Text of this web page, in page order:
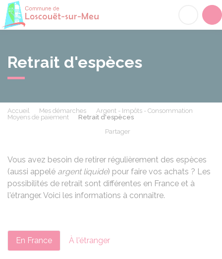
Retrait d'espèces
Accueil Mes démarches
Argent - Impôts - Consommation
Moyens de paiement
Retrait d'espèces
Partager
Vous avez besoin de retirer régulièrement des espèces
(aussi appelé argent liquide) pour faire vos achats ? Les
possibilités de retrait sont différentes en France et à
l'étranger. Voici les informations à connaître.
En France À l'étranger